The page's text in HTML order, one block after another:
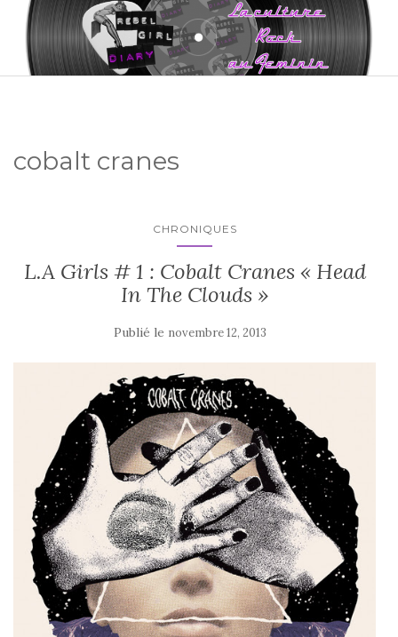
cobalt cranes
CHRONIQUES
L.A Girls # 1 : Cobalt Cranes « Head
In The Clouds »
Publié le novembre 12, 2013